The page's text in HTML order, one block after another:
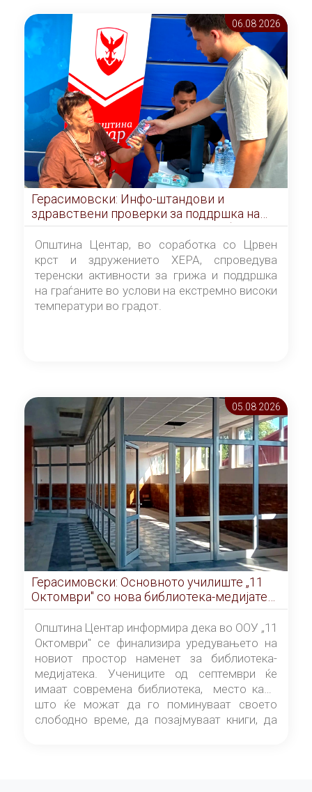
06.08 2026
Герасимовски: Инфо-штандови и
здравствени проверки за поддршка на
граѓаните во услови на топлотен бран
Општина Центар, во соработка со Црвен
крст и здружението ХЕРА, спроведува
теренски активности за грижа и поддршка
на граѓаните во услови на екстремно високи
температури во градот.
05.08 2026
Герасимовски: Основното училиште „11
Октомври" со нова библиотека-медијатека
од септември
Општина Центар информира дека во ООУ „11
Октомври" се финализира уредувањето на
новиот простор наменет за библиотека-
медијатека. Учениците од септември ќе
имаат современа библиотека, место каде
што ќе можат да го поминуваат своето
слободно време, да позајмуваат книги, да